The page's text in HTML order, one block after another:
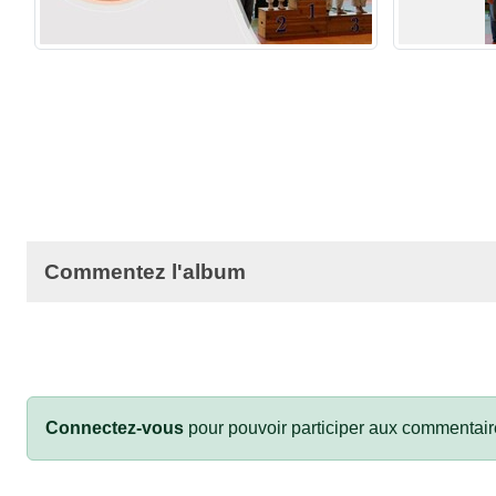
Commentez l'album
Connectez-vous pour pouvoir participer aux